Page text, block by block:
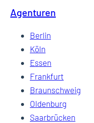
Agenturen
Berlin
Köln
Essen
Frankfurt
Braunschweig
Oldenburg
Saarbrücken